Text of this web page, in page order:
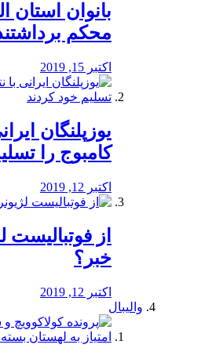
بانوان استان
محكم
اکتبر 15, 2019
یوزپلنگان
کامبوج را
اکتبر 12, 2019
از
خبر؟
اکتبر 12, 2019
والیبال